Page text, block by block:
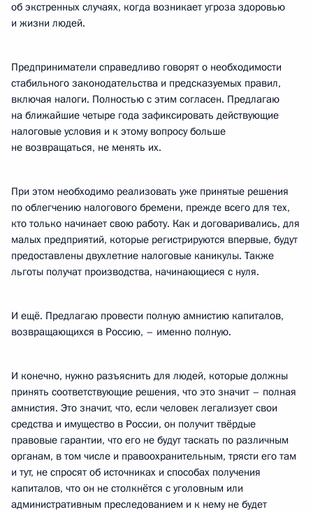
об экстренных случаях, когда возникает угроза здоровью
и жизни людей.
Предприниматели справедливо говорят о необходимости
стабильного законодательства и предсказуемых правил,
включая налоги. Полностью с этим согласен. Предлагаю
на ближайшие четыре года зафиксировать действующие
налоговые условия и к этому вопросу больше
не возвращаться, не менять их.
При этом необходимо реализовать уже принятые решения
по облегчению налогового бремени, прежде всего для тех,
кто только начинает свою работу. Как и договаривались, для
малых предприятий, которые регистрируются впервые, будут
предоставлены двухлетние налоговые каникулы. Также
льготы получат производства, начинающиеся с нуля.
И ещё. Предлагаю провести полную амнистию капиталов,
возвращающихся в Россию, – именно полную.
И конечно, нужно разъяснить для людей, которые должны
принять соответствующие решения, что это значит – полная
амнистия. Это значит, что, если человек легализует свои
средства и имущество в России, он получит твёрдые
правовые гарантии, что его не будут таскать по различным
органам, в том числе и правоохранительным, трясти его там
и тут, не спросят об источниках и способах получения
капиталов, что он не столкнётся с уголовным или
административным преследованием и к нему не будет